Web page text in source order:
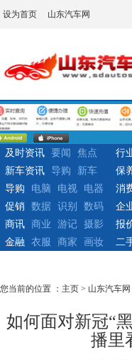
设为首页 山东汽车网
及时资讯 要闻
焦点
新车资讯
导购 新车
行
保
导购
电脑 电视
电器
促销
数据 识别 数码
消
企
商讯
商业 游记
摄影
金融
衣服 商家 画妆
报
二
您当前的位置 ： 主页 > 山东汽车网
如何面对新冠“
播里